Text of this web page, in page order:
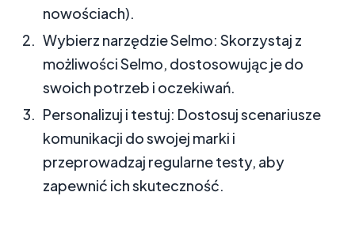
nowościach).
Wybierz narzędzie Selmo: Skorzystaj z
możliwości Selmo, dostosowując je do
swoich potrzeb i oczekiwań.
Personalizuj i testuj: Dostosuj scenariusze
komunikacji do swojej marki i
przeprowadzaj regularne testy, aby
zapewnić ich skuteczność.